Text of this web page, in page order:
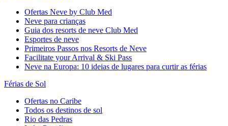
Ofertas Neve by Club Med
Neve para crianças
Guia dos resorts de neve Club Med
Esportes de neve
Primeiros Passos nos Resorts de Neve
Facilitate your Arrival & Ski Pass
Neve na Europa: 10 ideias de lugares para curtir as férias
Férias de Sol
Ofertas no Caribe
Todos os destinos de sol
Rio das Pedras